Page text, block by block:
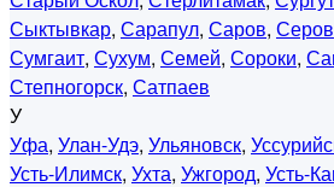
Сыктывкар, Сарапул, Саров, Серов
Сумгаит, Сухум, Семей, Сороки,
Степногорск, Сатпаев
У
Уфа, Улан-Удэ, Ульяновск,
Усть-Илимск, Ухта, Ужгород, Усть-